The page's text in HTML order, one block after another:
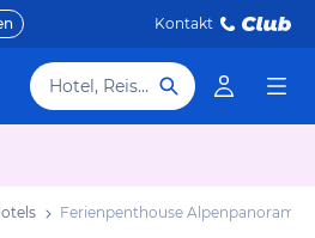
Kontakt
Hotel, Reiseziel
Ferienpenthouse Alpenpanorama